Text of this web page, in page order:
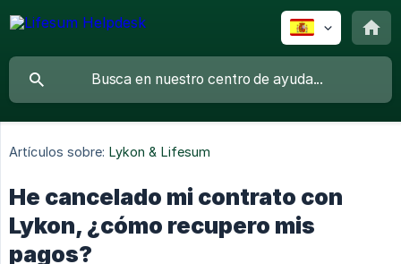
Artículos sobre: Lykon & Lifesum
He cancelado mi contrato con
Lykon, ¿cómo recupero mis
pagos?